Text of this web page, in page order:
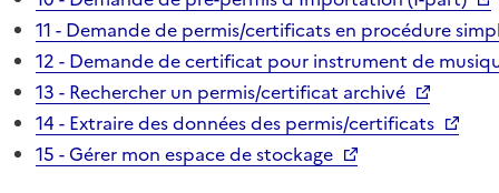
11 - Demande de permis/certificats en procédure
12 - Demande de certificat pour instrument de
13 - Rechercher un permis/certificat archivé
14 - Extraire des données des permis/certificats
15 - Gérer mon espace de stockage